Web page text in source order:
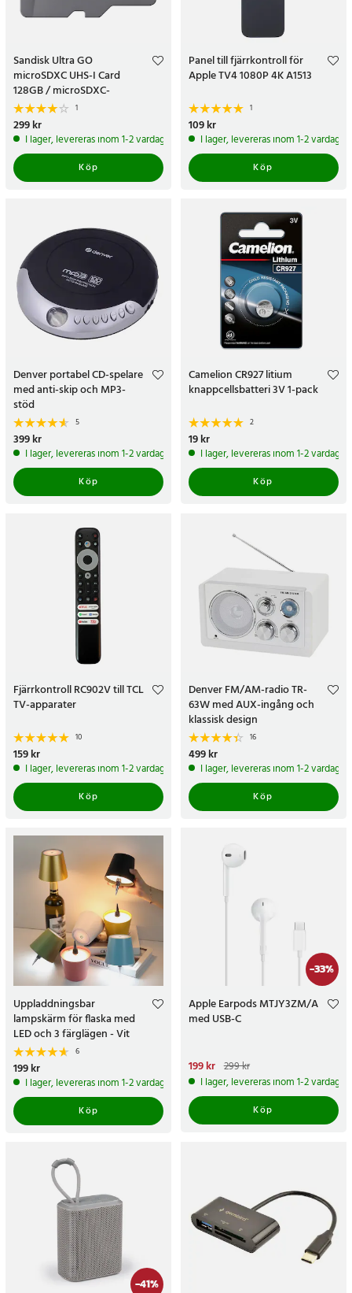
Sandisk Ultra GO
microSDXC UHS-I Card
128GB / microSDXC-
minneskort med A1-prestanda
1
Pris:299 kr
299 kr
I lager, levereras inom 1-2 vardagar
Köp
Panel till fjärrkontroll för
Apple TV4 1080P 4K A1513
1
Pris:109 kr
109 kr
I lager, levereras inom 1-2 vardagar
Köp
Denver portabel CD-spelare
med anti-skip och MP3-
stöd
5
Pris:399 kr
399 kr
I lager, levereras inom 1-2 vardagar
Köp
Camelion CR927 litium
knappcellsbatteri 3V 1-pack
2
Pris:
19 kr
I lager, levereras inom 1-2 vardagar
Köp
Fjärrkontroll RC902V till TCL
TV-apparater
10
Pris:159 kr
159 kr
I lager, levereras inom 1-2 vardagar
Köp
Denver FM/AM-radio TR-
63W med AUX-ingång och
klassisk design
16
Pris:499 kr
499 kr
I lager, levereras inom 1-2 vardagar
Köp
Uppladdningsbar
lampskärm för flaska med
LED och 3 färglägen - Vit
6
Pris:199 kr
199 kr
I lager, levereras inom 1-2 vardagar
Köp
-33%
Apple Earpods MTJY3ZM/A
med USB-C
Nuvarande pris
pris:299 kr
199 kr 299 kr
I lager, levereras inom 1-2 vardagar
Köp
-41%